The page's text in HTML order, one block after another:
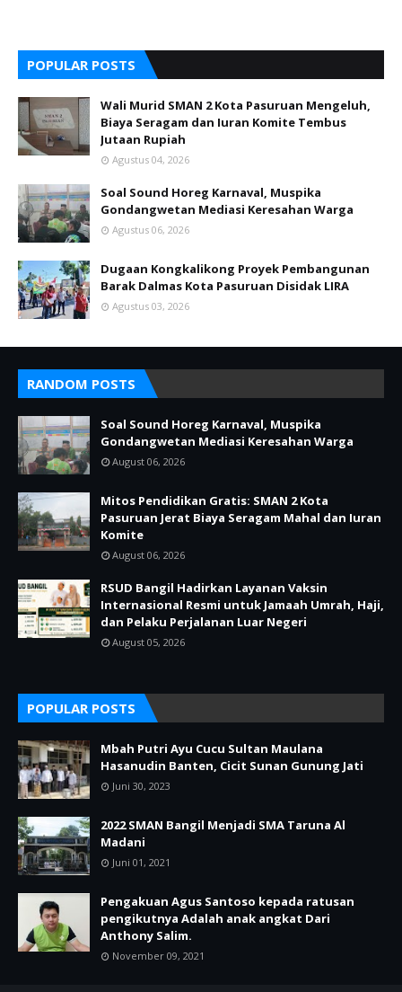
POPULAR POSTS
Wali Murid SMAN 2 Kota Pasuruan Mengeluh,
Biaya Seragam dan Iuran Komite Tembus
Jutaan Rupiah
Agustus 04, 2026
Soal Sound Horeg Karnaval, Muspika
Gondangwetan Mediasi Keresahan Warga
Agustus 06, 2026
Dugaan Kongkalikong Proyek Pembangunan
Barak Dalmas Kota Pasuruan Disidak LIRA
Agustus 03, 2026
RANDOM POSTS
Soal Sound Horeg Karnaval, Muspika
Gondangwetan Mediasi Keresahan Warga
August 06, 2026
Mitos Pendidikan Gratis: SMAN 2 Kota
Pasuruan Jerat Biaya Seragam Mahal dan Iuran
Komite
August 06, 2026
RSUD Bangil Hadirkan Layanan Vaksin
Internasional Resmi untuk Jamaah Umrah, Haji,
dan Pelaku Perjalanan Luar Negeri
August 05, 2026
POPULAR POSTS
Mbah Putri Ayu Cucu Sultan Maulana
Hasanudin Banten, Cicit Sunan Gunung Jati
Juni 30, 2023
2022 SMAN Bangil Menjadi SMA Taruna Al
Madani
Juni 01, 2021
Pengakuan Agus Santoso kepada ratusan
pengikutnya Adalah anak angkat Dari
Anthony Salim.
November 09, 2021